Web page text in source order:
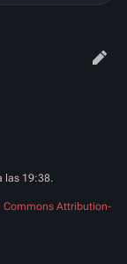
las 19:38.
Commons Attribution-